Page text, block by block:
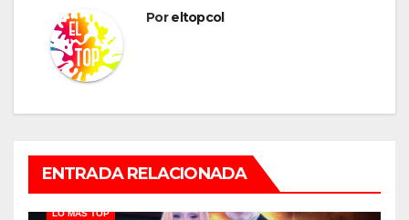
Poreltopcol
ENTRADA RELACIONADA
LO MÁS TOP